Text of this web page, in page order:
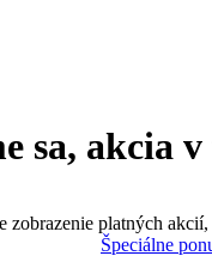
sa, akcia
zobrazenie platných
Špeciálne